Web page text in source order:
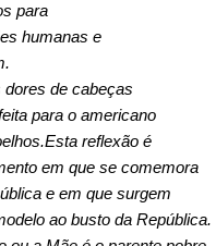
para
humanas e
de cabeças
para o americano
reflexão é
em que se comemora
e em que surgem
ao busto da República.